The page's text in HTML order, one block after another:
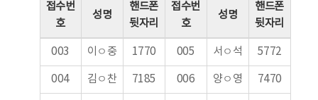
접수번
호
성명
핸드폰
뒷자리
접수번
호
성명
핸드폰
뒷자리
003 이ㅇ중 1770 005 서ㅇ석 5772
004 김ㅇ찬 7185 006 양ㅇ영 7470